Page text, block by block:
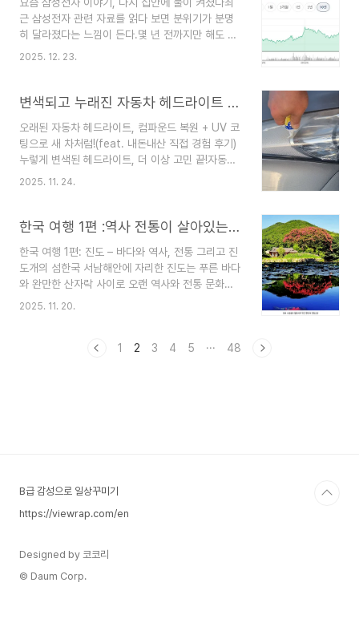
한가운데에 한화가 등장했습니다.핵무기까지 싣는
전함, 다시 전함의 시대를 꺼내 듭니다트럼프 대통
령은 플로리다주 마러라고에서 열린 기자회견에서
이번에 건조될 전함이 “이전에 존재한 적이 없는 함
수상 전투함이 됩니..
요즘 삼성전자 이야기, 다시 집안에 불이 켜졌다최
근 삼성전자 관련 자료를 읽다 보면 분위기가 분명
히 달라졌다는 느낌이 든다.몇 년 전까지만 해도 반
도체 업황 이야기만 나오면 한숨부터 나왔지만, 요
하다.삼성전자는 조용히, 그러나 확실하게 다음 국
접 평가한 ‘합격점’고대역폭메모리(HBM)는 이제 설
명이 필요 없는 AI 핵심 부품이다.AI 연산에서 병목
을 줄여주는 역할을 하는 만큼, 누가 먼저 안정적인
공급망에 들어가느냐가 중요하다.KB증권에 따르면
는 단순한 기술..
2025. 12. 23.
변색되고 누래진 자동차 헤드라이트 컴파운드로 직접 복원하는 방법
오래된 자동차 헤드라이트, 컴파운드 복원 + UV 코
팅으로 새 차처럼!(feat. 내돈내산 직접 경험 후기)
누렇게 변색된 헤드라이트, 더 이상 고민 끝!자동차
의 헤드라이트는 단순한 조명이 아니라, 차량의 눈
에 표면이 누렇게 변색되거나 지저분해지는 일이 흔
더욱 두드러지죠.이렇게 변색된 헤드라이트는 차량
을 칙칙하게 만들 뿐만 아니라, 실제 빛 투과율과 안
전성에도 악영향을 미칩니다. 라이트 전체를 교체하
려면 만만치 않은 비용이 드는데요, 오늘은 제가 직
2025. 11. 24.
한국 여행 1편 :역사 전통이 살아있는 진도개의 고장 진도
한국 여행 1편: 진도 – 바다와 역사, 전통 그리고 진
도개의 섬한국 서남해안에 자리한 진도는 푸른 바다
와 완만한 산자락 사이로 오랜 역사와 전통 문화가
살아 숨 쉬는 곳입니다. 단순한 관광지가 아니라, 자
까지 이동 후 버스나 택시로 약 1~2시간이면 진도
2025. 11. 20.
1 2 3 4 5 ··· 48
B급 감성으로 일상꾸미기
https://viewrap.com/en
Designed by 코코리
© Daum Corp.